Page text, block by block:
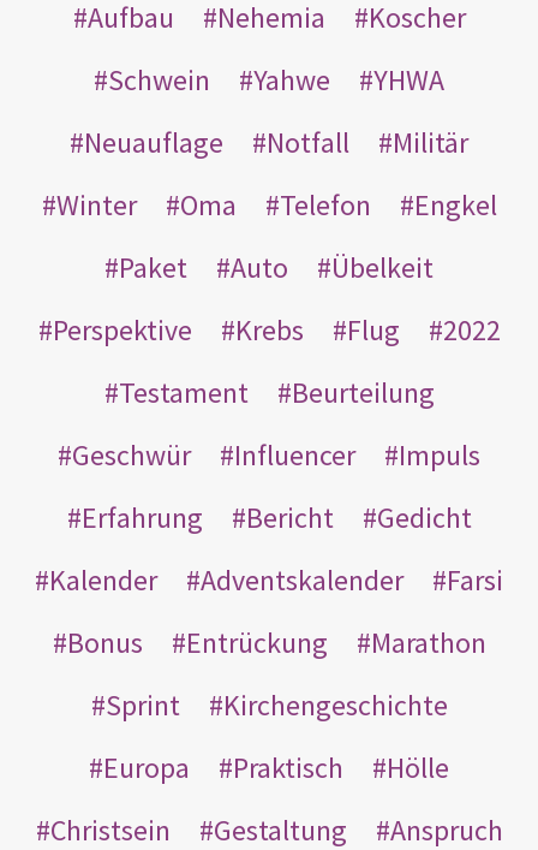
Aufbau
Nehemia
Koscher
Schwein
Yahwe
YHWA
Neuauflage
Notfall
Militär
Winter
Oma Telefon
Engkel
Paket
Auto
Übelkeit
Perspektive
Krebs Flug
2022
Testament
Beurteilung
Geschwür
Influencer
Impuls
Erfahrung
Bericht
Gedicht
Kalender
Adventskalender
Farsi
Bonus
Entrückung
Marathon
Sprint
Kirchengeschichte
Europa
Praktisch
Hölle
Christsein
Gestaltung
Anspruch